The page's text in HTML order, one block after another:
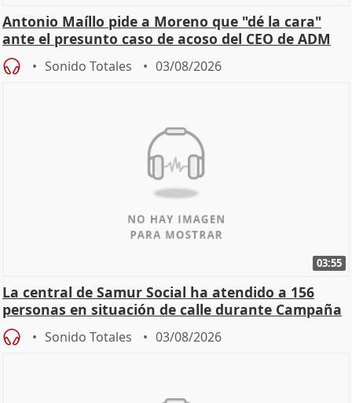
Antonio Maíllo pide a Moreno que "dé la cara"
ante el presunto caso de acoso del CEO de ADM
Sonido Totales 03/08/2026
03:55
La central de Samur Social ha atendido a 156
personas en situación de calle durante Campaña
de Calor
Sonido Totales 03/08/2026